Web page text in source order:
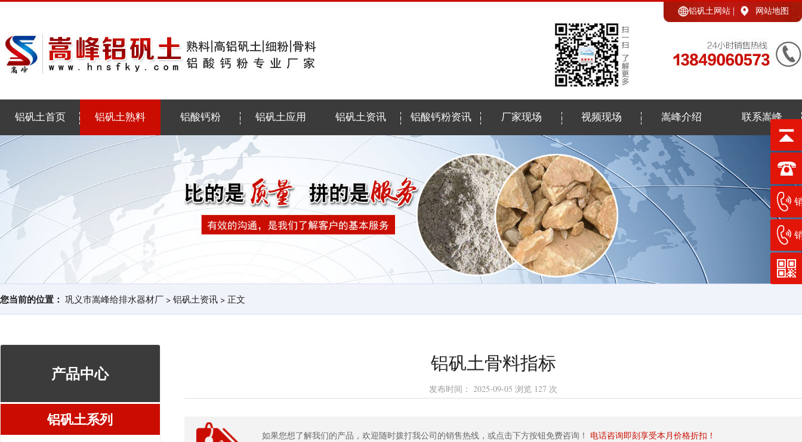
铝矾土网站 网站地图
铝矾土首页 铝矾土熟料 铝酸钙粉 铝矾土应用 铝矾土资讯 铝酸钙粉资讯 厂家现场 视频现场 嵩峰介绍 联系嵩峰
您当前的位置： 巩义市嵩峰给排水器材厂 > 铝矾土资讯 > 正文
产品中心
铝矾土系列
铝矾土骨料指标
发布时间：2025-09-05 浏览 127 次
如果您想了解我们的产品，欢迎随时拨打我公司的销售热线，或点击下方按钮免费咨询！ 电话咨询即刻享受本月价格折扣！